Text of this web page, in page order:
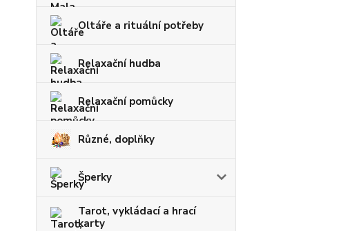
Oltáře a rituální potřeby
Relaxační hudba
Relaxační pomůcky
Různé, doplňky
Šperky
Tarot, vykládací a hrací
karty